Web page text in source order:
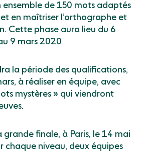
ensemble de 150 mots adaptés
en maîtriser l’orthographe et
Cette phase aura lieu du 6
9 mars 2020
la période des qualifications,
à réaliser en équipe, avec
mystères » qui viendront
grande finale, à Paris, le 14 mai
chaque niveau, deux équipes